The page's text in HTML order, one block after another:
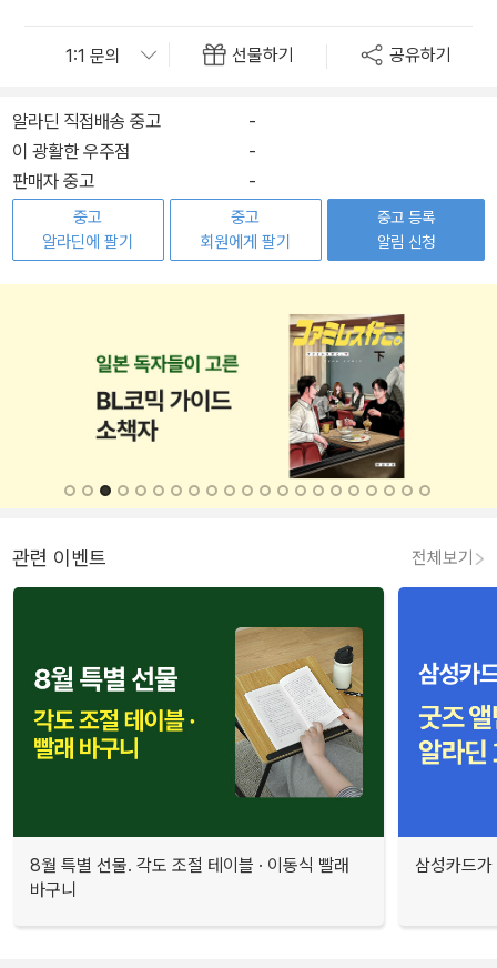
선물하기 공유하기
알라딘 직접배송 중고
-
이 광활한 우주점
-
판매자 중고
-
중고
알라딘에 팔기
중고
회원에게 팔기
중고 등록
알림 신청
관련 이벤트 전체보기
8월 특별 선물. 각도 조절 테이블 · 이동식 빨래
바구니
삼성카드